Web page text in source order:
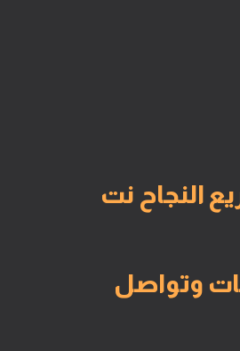
النجاح نت
وتواصل